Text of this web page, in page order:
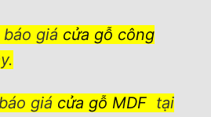
giá cửa gỗ công
giá cửa gỗ MDFtại